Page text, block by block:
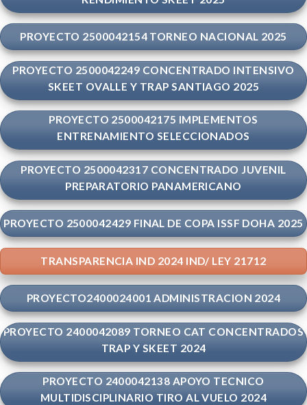
PROYECTO 2500042154 TORNEO NACIONAL 2025
PROYECTO 2500042249 CONCENTRADO INTENSIVO
SKEET OVALLE Y TRAP SANTIAGO 2025
PROYECTO 2500042175 IMPLEMENTOS
ENTRENAMIENTO SELECCIONADOS
PROYECTO 2500042317 CONCENTRADO JUVENIL
PREPARATORIO PANAMERICANO
PROYECTO 2500042429 FINAL DE COPA ISSF DOHA 2025
TRANSPARENCIA IND 2024 IND/ LEY 21712
PROYECTO2400024001 ADMINISTRACION 2024
PROYECTO 2400042089 TORNEO CAT CONCENTRADOS
TRAP Y SKEET 2024
PROYECTO 2400042138 APOYO TECNICO
MULTIDISCIPLINARIO TIRO AL VUELO 2024